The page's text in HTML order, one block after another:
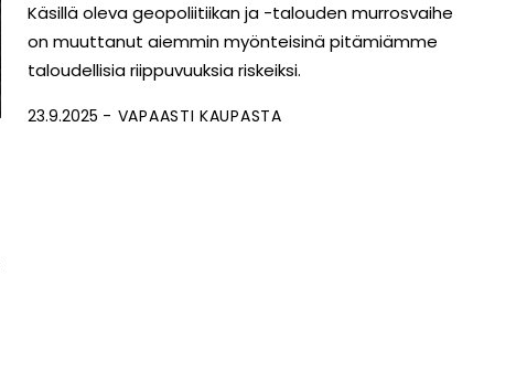
Käsillä oleva geopoliitiikan ja -talouden murrosvaihe
on muuttanut aiemmin myönteisinä pitämiämme
taloudellisia riippuvuuksia riskeiksi.
23.9.2025 VAPAASTI KAUPASTA